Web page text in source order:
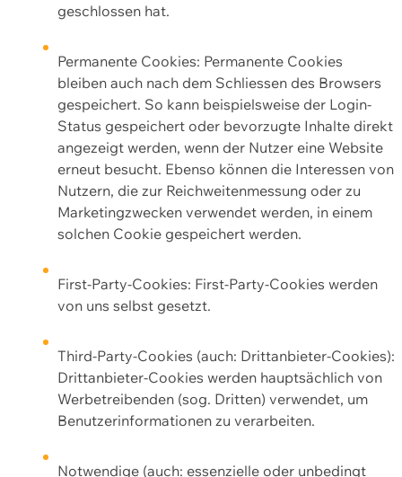
geschlossen hat.
Permanente Cookies: Permanente Cookies
bleiben auch nach dem Schliessen des Browsers
gespeichert. So kann beispielsweise der Login-
Status gespeichert oder bevorzugte Inhalte direkt
angezeigt werden, wenn der Nutzer eine Website
erneut besucht. Ebenso können die Interessen von
Nutzern, die zur Reichweitenmessung oder zu
Marketingzwecken verwendet werden, in einem
solchen Cookie gespeichert werden.
First-Party-Cookies: First-Party-Cookies werden
von uns selbst gesetzt.
Third-Party-Cookies (auch: Drittanbieter-Cookies):
Drittanbieter-Cookies werden hauptsächlich von
Werbetreibenden (sog. Dritten) verwendet, um
Benutzerinformationen zu verarbeiten.
Notwendige (auch: essenzielle oder unbedingt